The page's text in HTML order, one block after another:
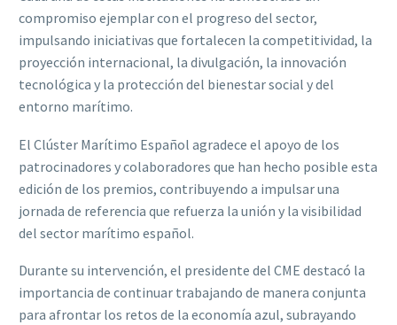
compromiso ejemplar con el progreso del sector,
impulsando iniciativas que fortalecen la competitividad, la
proyección internacional, la divulgación, la innovación
tecnológica y la protección del bienestar social y del
entorno marítimo.
El Clúster Marítimo Español agradece el apoyo de los
patrocinadores y colaboradores que han hecho posible esta
edición de los premios, contribuyendo a impulsar una
jornada de referencia que refuerza la unión y la visibilidad
del sector marítimo español.
Durante su intervención, el presidente del CME destacó la
importancia de continuar trabajando de manera conjunta
para afrontar los retos de la economía azul, subrayando